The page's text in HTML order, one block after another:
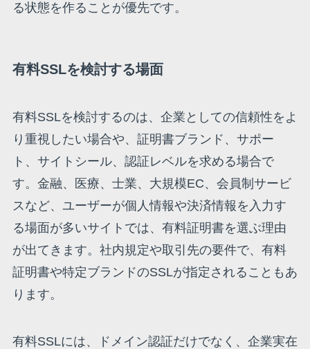
る状態を作ることが優先です。
有料SSLを検討する場面
有料SSLを検討するのは、企業としての信頼性をよ
り重視したい場合や、証明書ブランド、サポー
ト、サイトシール、認証レベルを求める場合で
す。金融、医療、士業、大規模EC、会員制サービ
スなど、ユーザーが個人情報や決済情報を入力す
る場面が多いサイトでは、有料証明書を選ぶ理由
が出てきます。社内規定や取引先の要件で、有料
証明書や特定ブランドのSSLが指定されることもあ
ります。
有料SSLには、ドメイン認証だけでなく、企業実在